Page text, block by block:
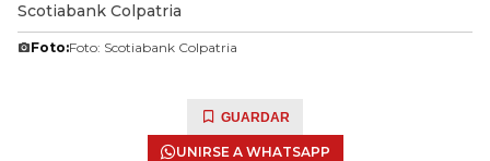
Scotiabank Colpatria
Foto:Foto: Scotiabank Colpatria
GUARDAR
UNIRSE A WHATSAPP